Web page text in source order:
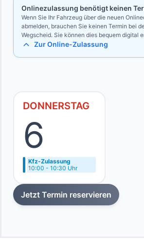
Onlinezulassung benötigt keinen
Wenn Sie Ihr Fahrzeug über die neuen
abmelden, brauchen Sie keinen Termin bei
Wegscheid. Sie können dies bequem digital
Zur Online-Zulassung
DONNERSTAG
6
Kfz-Zulassung
10:00 - 10:30 Uhr
Jetzt Termin reservieren